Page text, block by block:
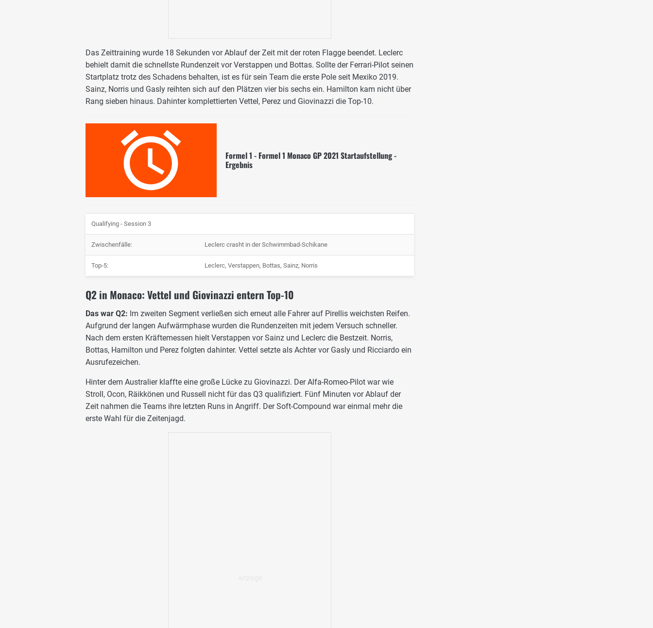
Das Zeittraining wurde 18 Sekunden vor Ablauf der Zeit mit der roten Flagge beendet. Leclerc
behielt damit die schnellste Rundenzeit vor Verstappen und Bottas. Sollte der Ferrari-Pilot seinen
Startplatz trotz des Schadens behalten, ist es für sein Team die erste Pole seit Mexiko 2019.
Sainz, Norris und Gasly reihten sich auf den Plätzen vier bis sechs ein. Hamilton kam nicht über
Rang sieben hinaus. Dahinter komplettierten Vettel, Perez und Giovinazzi die Top-10.
Formel 1 - Formel 1 Monaco GP 2021 Startaufstellung -
Ergebnis
Qualifying - Session 3
Zwischenfälle: Leclerc crasht in der Schwimmbad-Schikane
Top-5: Leclerc, Verstappen, Bottas, Sainz, Norris
Q2 in Monaco: Vettel und Giovinazzi entern Top-10
Das war Q2: Im zweiten Segment verließen sich erneut alle Fahrer auf Pirellis weichsten Reifen.
Aufgrund der langen Aufwärmphase wurden die Rundenzeiten mit jedem Versuch schneller.
Nach dem ersten Kräftemessen hielt Verstappen vor Sainz und Leclerc die Bestzeit. Norris,
Bottas, Hamilton und Perez folgten dahinter. Vettel setzte als Achter vor Gasly und Ricciardo ein
Ausrufezeichen.
Hinter dem Australier klaffte eine große Lücke zu Giovinazzi. Der Alfa-Romeo-Pilot war wie
Stroll, Ocon, Räikkönen und Russell nicht für das Q3 qualifiziert. Fünf Minuten vor Ablauf der
Zeit nahmen die Teams ihre letzten Runs in Angriff. Der Soft-Compound war einmal mehr die
erste Wahl für die Zeitenjagd.